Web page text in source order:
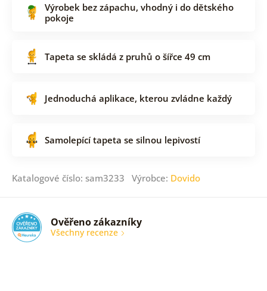
Výrobek bez zápachu, vhodný i do dětského
pokoje
Tapeta se skládá z pruhů o šířce 49 cm
Jednoduchá aplikace, kterou zvládne každý
Samolepící tapeta se silnou lepivostí
Katalogové číslo: sam3233 Výrobce: Dovido
Ověřeno zákazníky
Všechny recenze